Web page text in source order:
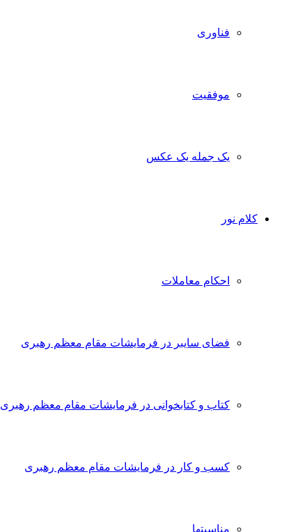
فناوری
موفقیت
یک جمله یک عکس
کلام نور
احکام معاملات
فضای سایبر در فرمایشات مقام معظم رهبری
کتاب و کتابخوانی در فرمایشات مقام معظم رهبری
کسب و کار در فرمایشات مقام معظم رهبری
مناسبتها